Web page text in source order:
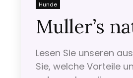
Hunde
Muller’s
Lesen Sie unseren
Sie, welche Vorteile